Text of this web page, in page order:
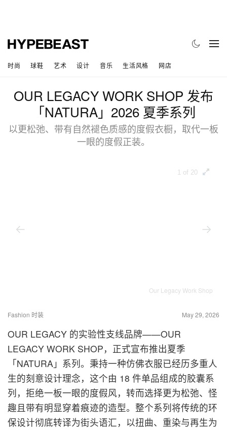
时尚 球鞋 艺术 设计 音乐 生活风格 网店
OUR LEGACY WORK SHOP 发布
「NATURA」2026 夏季系列
以更松弛、带有自然褪色质感的度假衣橱，取代一板
一眼的度假正装。
1 of 20
Our Legacy Work Shop
Fashion 时装 May 29, 2026
OUR LEGACY 的实验性支线品牌——OUR
LEGACY WORK SHOP，正式宣布推出夏季
「NATURA」系列。秉持一种仿佛衣服已经历多重人
生的刻意设计理念，这个由 18 件单品组成的胶囊系
列，拒绝一板一眼的度假风，转而选择更为松弛、怪
趣且带有明显穿着痕迹的造型。整个系列将传统的环
保设计彻底转译为街头语汇，以扭曲、重染与再生为